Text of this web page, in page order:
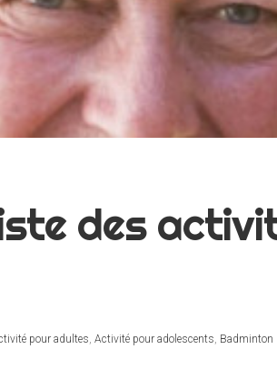
des
pour adultes, Activité pour adolescents, Badminton